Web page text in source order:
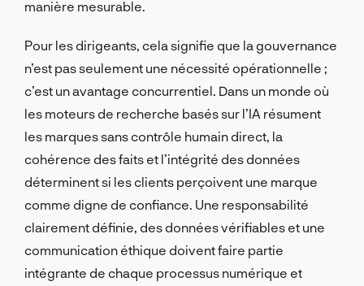
manière mesurable.
Pour les dirigeants, cela signifie que la gouvernance
n’est pas seulement une nécessité opérationnelle ;
c’est un avantage concurrentiel. Dans un monde où
les moteurs de recherche basés sur l’IA résument
les marques sans contrôle humain direct, la
cohérence des faits et l’intégrité des données
déterminent si les clients perçoivent une marque
comme digne de confiance. Une responsabilité
clairement définie, des données vérifiables et une
communication éthique doivent faire partie
intégrante de chaque processus numérique et